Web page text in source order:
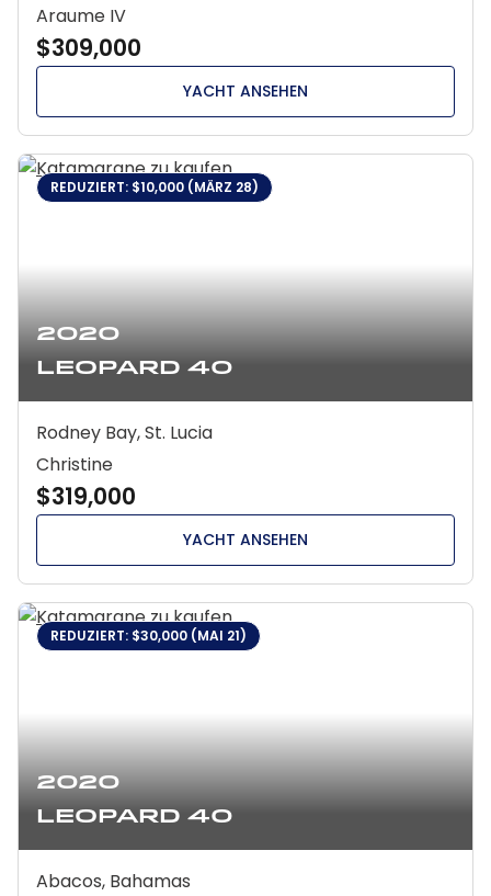
Araume IV
$309,000
YACHT ANSEHEN
2020
Leopard 40
REDUZIERT: $10,000 (MÄRZ 28)
Rodney Bay, St. Lucia
Christine
$319,000
YACHT ANSEHEN
2020
Leopard 40
REDUZIERT: $30,000 (MAI 21)
Abacos, Bahamas